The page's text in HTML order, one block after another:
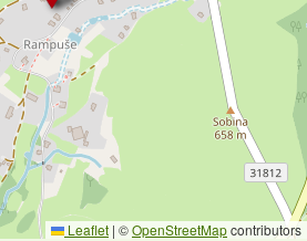
Leaflet | ©OpenStreetMapcontributors